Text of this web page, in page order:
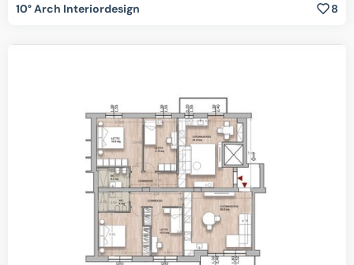
10° Arch Interiordesign 8